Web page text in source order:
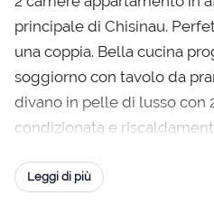
principale di Chisinau.
una coppia. Bella cucina
soggiorno con tavolo da
divano in pelle di lusso con
condizionata e
camera da letto con
Leggi di più